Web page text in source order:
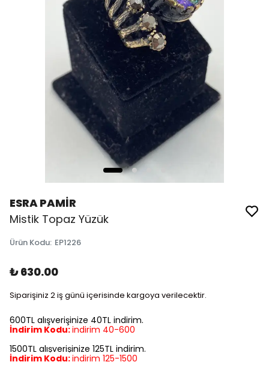
ESRA PAMİR
Mistik Topaz Yüzük
Ürün Kodu: EP1226
₺ 630.00
Siparişiniz 2 iş günü içerisinde kargoya verilecektir.
600TL alışverişinize 40TL indirim.
İndirim Kodu:indirim 40-600
1500TL alışverişinize 125TL indirim.
İndirim Kodu:indirim 125-1500